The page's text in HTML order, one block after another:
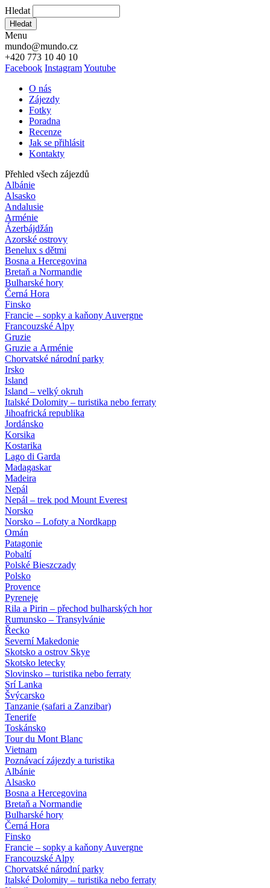
Hledat
Hledat
Menu
mundo@mundo.cz
+420 773 10 40 10
Facebook InstagramYoutube
O nás
Zájezdy
Fotky
Poradna
Recenze
Jak se přihlásit
Kontakty
Přehled všech zájezdů
Albánie
Alsasko
Andalusie
Arménie
Ázerbájdžán
Azorské ostrovy
Benelux s dětmi
Bosna a Hercegovina
Bretaň a Normandie
Bulharské hory
Černá Hora
Finsko
Francie – sopky a kaňony Auvergne
Francouzské Alpy
Gruzie
Gruzie a Arménie
Chorvatské národní parky
Irsko
Island
Island – velký okruh
Italské Dolomity – turistika nebo ferraty
Jihoafrická republika
Jordánsko
Korsika
Kostarika
Lago di Garda
Madagaskar
Madeira
Nepál
Nepál – trek pod Mount Everest
Norsko
Norsko – Lofoty a Nordkapp
Omán
Patagonie
Pobaltí
Polské Bieszczady
Polsko
Provence
Pyreneje
Rila a Pirin – přechod bulharských hor
Rumunsko – Transylvánie
Řecko
Severní Makedonie
Skotsko a ostrov Skye
Skotsko letecky
Slovinsko – turistika nebo ferraty
Srí Lanka
Švýcarsko
Tanzanie (safari a Zanzibar)
Tenerife
Toskánsko
Tour du Mont Blanc
Vietnam
Poznávací zájezdy a turistika
Albánie
Alsasko
Bosna a Hercegovina
Bretaň a Normandie
Bulharské hory
Černá Hora
Finsko
Francie – sopky a kaňony Auvergne
Francouzské Alpy
Chorvatské národní parky
Italské Dolomity – turistika nebo ferraty